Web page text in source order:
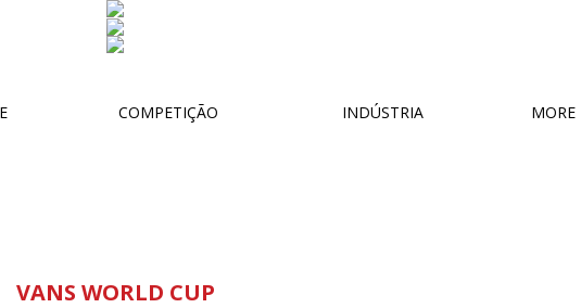
COMPETIÇÃO INDÚSTRIA MORE
VANS WORLD CUP